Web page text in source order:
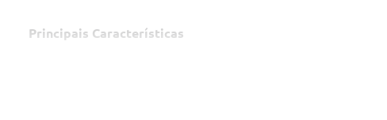
Principais Características